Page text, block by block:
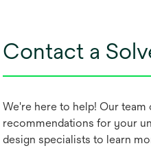
Contact a
We're here to help! Our
recommendations for your
design specialists to learn